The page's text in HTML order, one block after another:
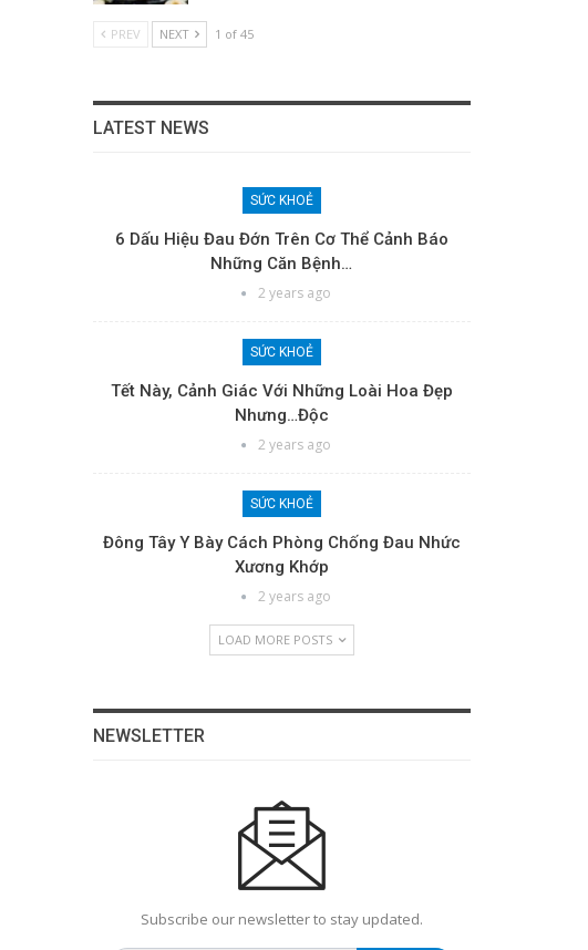
PREV NEXT 1 of 45
LATEST NEWS
SỨC KHOẺ
6 Dấu Hiệu Đau Đớn Trên Cơ Thể Cảnh Báo
Những Căn Bệnh…
2 years ago
SỨC KHOẺ
Tết Này, Cảnh Giác Với Những Loài Hoa Đẹp
Nhưng…độc
2 years ago
SỨC KHOẺ
Đông Tây Y Bày Cách Phòng Chống Đau Nhức
Xương Khớp
2 years ago
LOAD MORE POSTS
NEWSLETTER
Subscribe our newsletter to stay updated.